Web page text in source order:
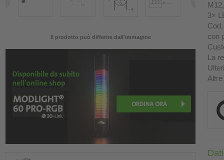
Il prodotto può differire dall'immagine
3×
con
La